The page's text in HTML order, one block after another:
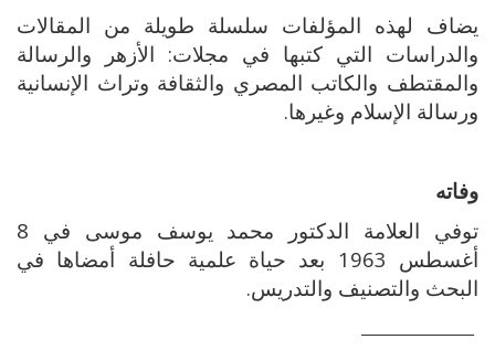
يضاف لهذه المؤلفات سلسلة طويلة من المقالات
والدراسات التي كتبها في مجلات: الأزهر والرسالة
والمقتطف والكاتب المصري والثقافة وتراث الإنسانية
ورسالة الإسلام وغيرها.
وفاته
توفي العلامة الدكتور محمد يوسف موسى في 8
أغسطس 1963 بعد حياة علمية حافلة أمضاها في
البحث والتصنيف والتدريس.